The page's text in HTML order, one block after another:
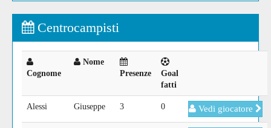
Centrocampisti
Cognome
Nome
Presenze
Goal
fatti
Alessi Giuseppe 3 0 Vedi giocatore